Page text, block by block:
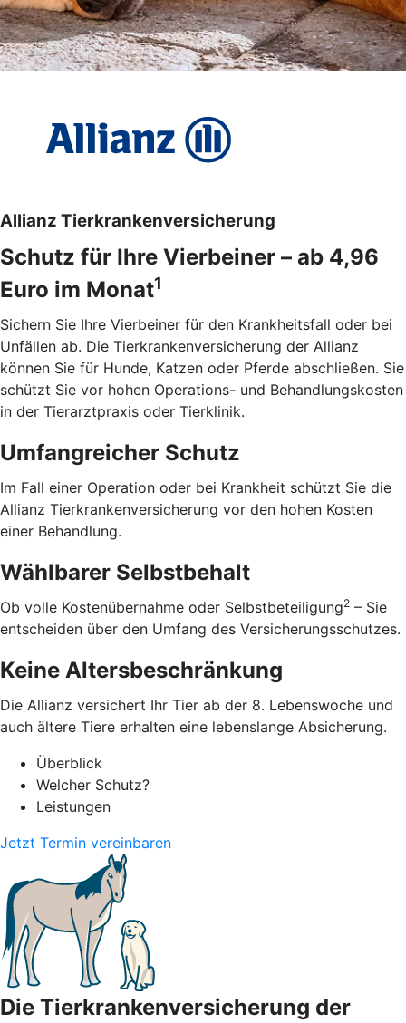
Allianz Tierkrankenversicherung
Schutz für Ihre Vierbeiner – ab 4,96
Euro im Monat1
Sichern Sie Ihre Vierbeiner für den Krankheitsfall oder bei
Unfällen ab. Die Tierkrankenversicherung der Allianz
können Sie für Hunde, Katzen oder Pferde abschließen. Sie
schützt Sie vor hohen Operations- und Behandlungskosten
in der Tierarztpraxis oder Tierklinik.
Umfangreicher Schutz
Im Fall einer Operation oder bei Krankheit schützt Sie die
Allianz Tierkrankenversicherung vor den hohen Kosten
einer Behandlung.
Wählbarer Selbstbehalt
Ob volle Kostenübernahme oder Selbstbeteiligung2 – Sie
entscheiden über den Umfang des Versicherungsschutzes.
Keine Altersbeschränkung
Die Allianz versichert Ihr Tier ab der 8. Lebenswoche und
auch ältere Tiere erhalten eine lebenslange Absicherung.
Überblick
Welcher Schutz?
Leistungen
Jetzt Termin vereinbaren
Die Tierkrankenversicherung der